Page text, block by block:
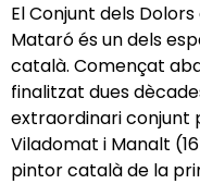
El Conjunt dels
Mataró és un dels
català. Començat
finalitzat dues
extraordinari conjunt
Viladomat i Manalt
pintor català de la